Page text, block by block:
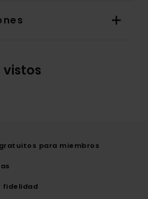
vistos
para miembros
fidelidad